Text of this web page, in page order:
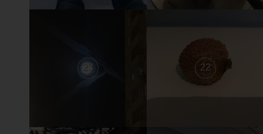
23 22